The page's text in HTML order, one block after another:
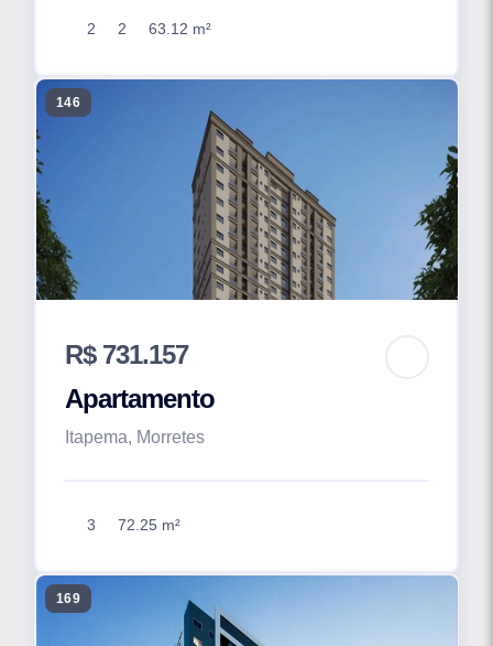
2 2 63.12 m²
146
R$ 731.157
Apartamento
Itapema, Morretes
3 72.25 m²
169